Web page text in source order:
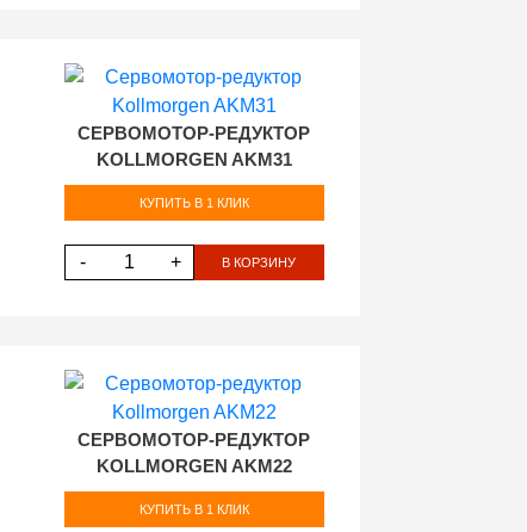
СЕРВОМОТОР-РЕДУКТОР
KOLLMORGEN AKM31
КУПИТЬ В 1 КЛИК
- + В КОРЗИНУ
СЕРВОМОТОР-РЕДУКТОР
KOLLMORGEN AKM22
КУПИТЬ В 1 КЛИК